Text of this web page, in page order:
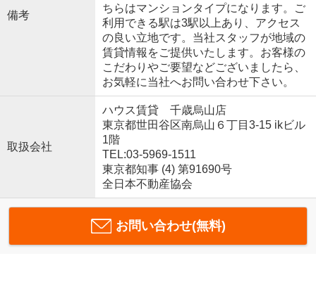
備考
ちらはマンションタイプになります。ご
利用できる駅は3駅以上あり、アクセス
の良い立地です。当社スタッフが地域の
賃貸情報をご提供いたします。お客様の
こだわりやご要望などございましたら、
お気軽に当社へお問い合わせ下さい。
取扱会社
ハウス賃貸 千歳烏山店
東京都世田谷区南烏山６丁目3-15 ikビル
1階
TEL:03-5969-1511
東京都知事 (4) 第91690号
全日本不動産協会
お問い合わせ(無料)